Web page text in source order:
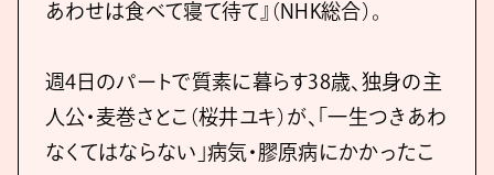
あわせは食べて寝て待て』（NHK総合）。
週4日のパートで質素に暮らす38歳、独身の主
人公・麦巻さとこ（桜井ユキ）が、「一生つきあわ
なくてはならない」病気・膠原病にかかったこ